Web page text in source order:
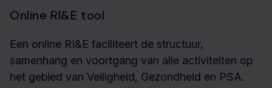
Online RI&E tool
Een online RI&E faciliteert de structuur,
samenhang en voortgang van alle activiteiten op
het gebied van Veiligheid, Gezondheid en PSA.